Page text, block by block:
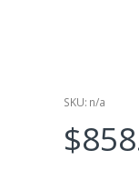
SKU: n/a
$